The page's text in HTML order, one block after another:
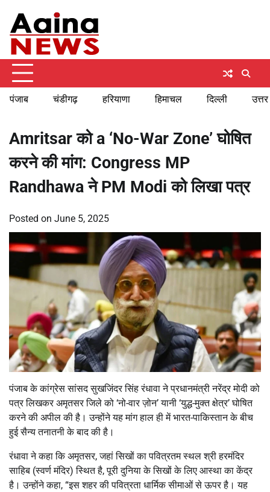
content
पंजाब चंडीगढ़ हरियाणा हिमाचल दिल्ली
Amritsar को a ‘No-War Zone’ घोषित
करने की मांग: Congress MP
Randhawa ने PM Modi को लिखा पत्र
Posted on June 5, 2025
पंजाब के कांग्रेस सांसद सुखजिंदर सिंह रंधावा ने प्रधानमंत्री नरेंद्र मोदी को
पत्र लिखकर अमृतसर जिले को ‘नो-वार ज़ोन’ यानी ‘युद्ध-मुक्त क्षेत्र’ घोषित
करने की अपील की है। उन्होंने यह मांग हाल ही में भारत-पाकिस्तान के बीच
हुई सैन्य तनातनी के बाद की है।
रंधावा ने कहा कि अमृतसर, जहां सिखों का पवित्रतम स्थल श्री हरमंदिर
साहिब (स्वर्ण मंदिर) स्थित है, पूरी दुनिया के सिखों के लिए आस्था का केंद्र
है। उन्होंने कहा, “इस शहर की पवित्रता धार्मिक सीमाओं से ऊपर है। यह